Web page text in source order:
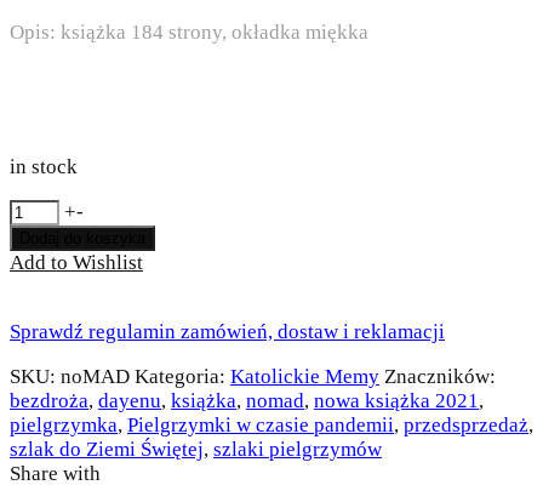
Opis: książka 184 strony, okładka miękka
in stock
ilość
NoMad:
kreatywny
pielgrzymów
+-
Add to Wishlist
Sprawdź regulamin zamówień, dostaw i reklamacji
SKU: noMAD Kategoria: Katolickie Memy Znaczników:
bezdroża, dayenu, książka, nomad, nowa książka 2021 ,
pielgrzymka, Pielgrzymki w czasie pandemii, przedsprzedaż,
szlak do Ziemi Świętej, szlaki pielgrzymów
Share with